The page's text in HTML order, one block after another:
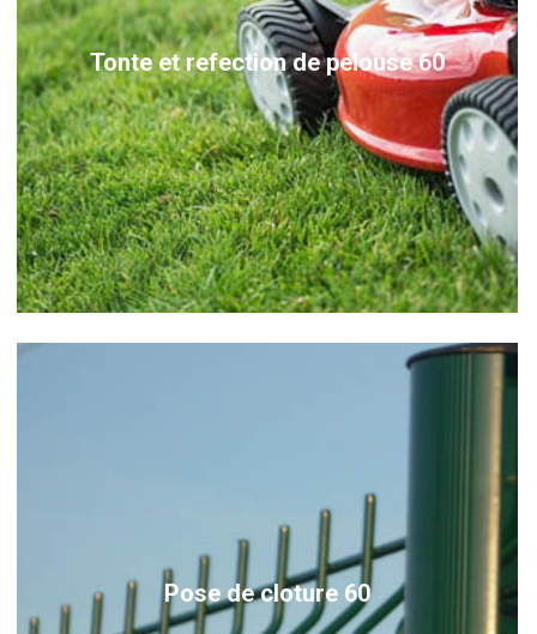
Tonte et refection de pelouse 60
Pose de cloture 60